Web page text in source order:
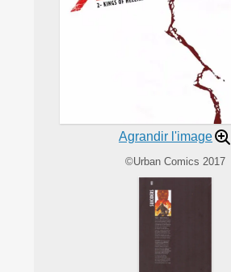
Agrandir l'image
©Urban Comics 2017